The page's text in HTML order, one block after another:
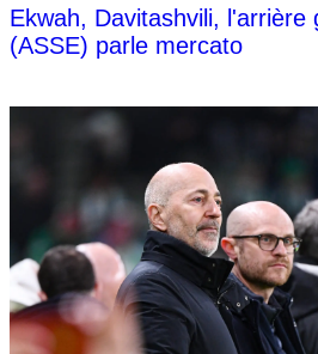
Ekwah, Davitashvili, l'arrière
(ASSE) parle mercato